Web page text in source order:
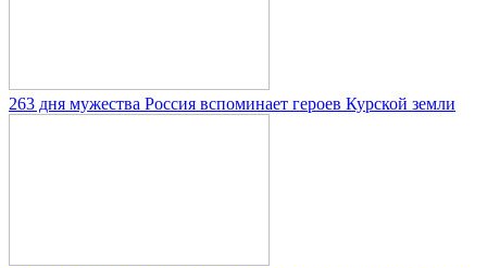
263 дня мужества Россия вспоминает героев Курской земли